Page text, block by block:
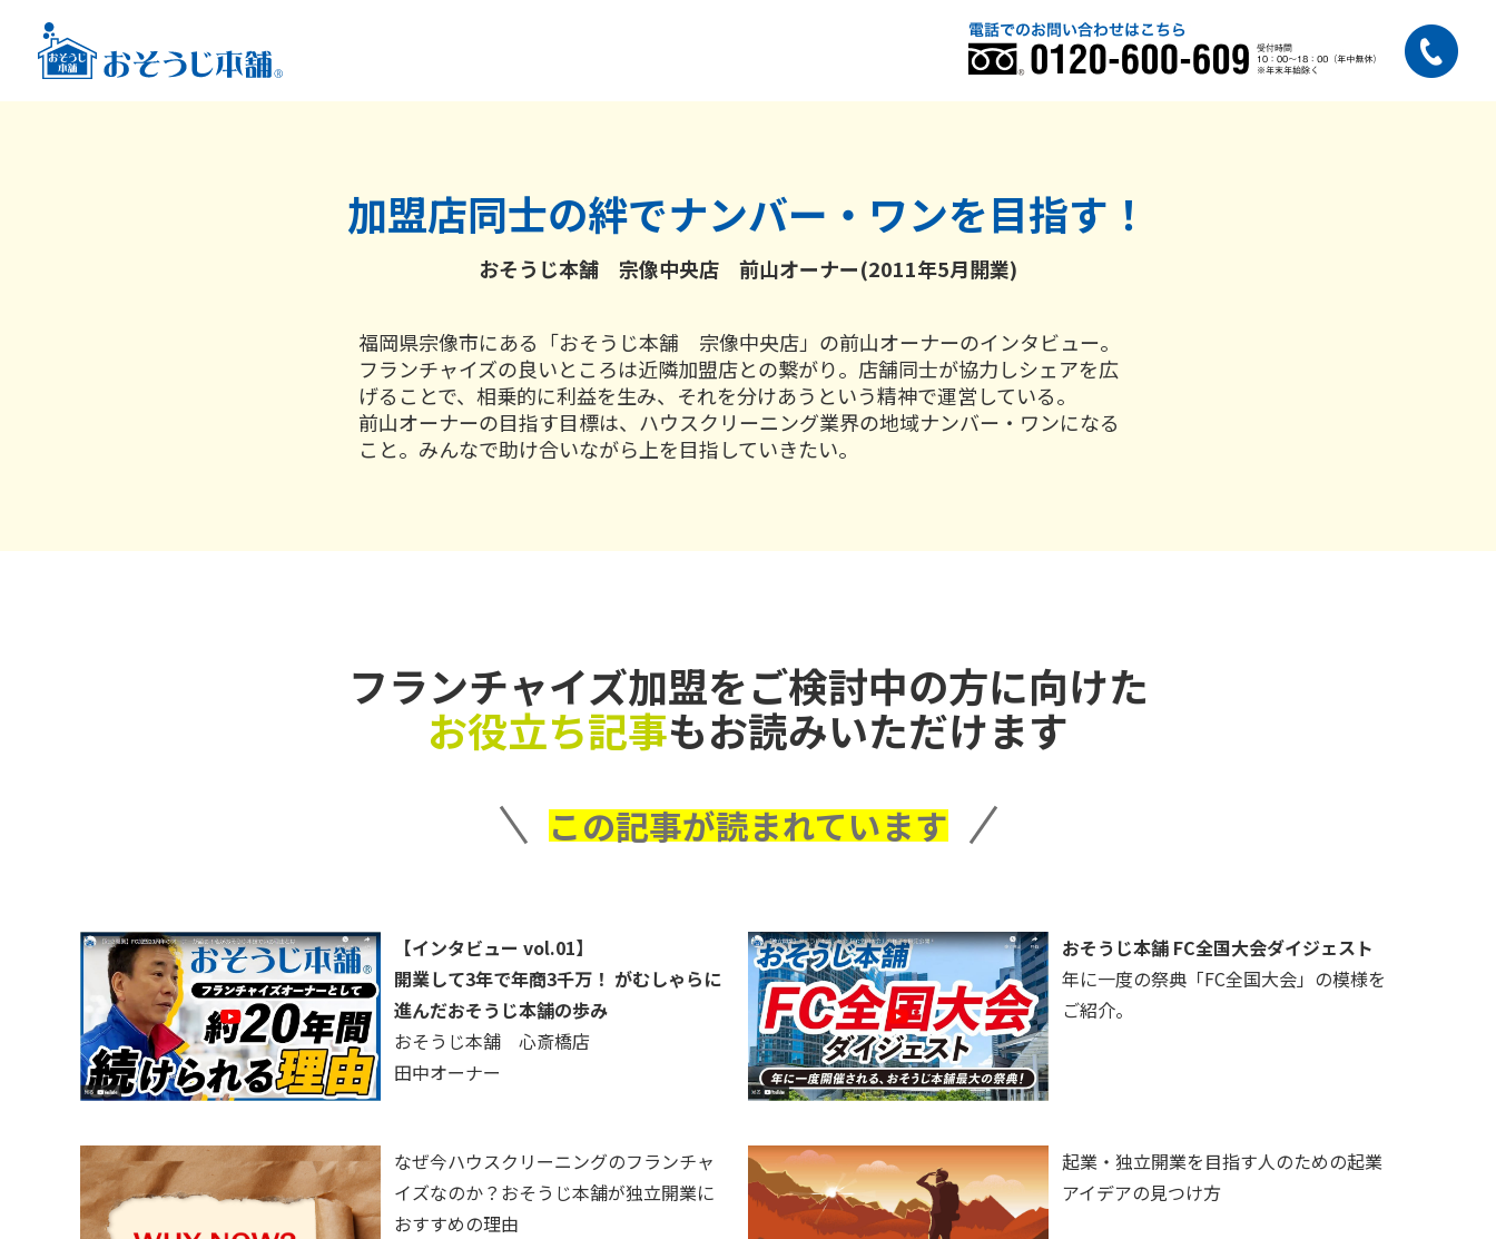
加盟店同士の絆でナンバー・ワンを目指す！
おそうじ本舗 宗像中央店 前山オーナー(2011年5月開業)
福岡県宗像市にある「おそうじ本舗 宗像中央店」の前山オーナーのインタビュー。
フランチャイズの良いところは近隣加盟店との繋がり。店舗同士が協力しシェアを広
げることで、相乗的に利益を生み、それを分けあうという精神で運営している。
前山オーナーの目指す目標は、ハウスクリーニング業界の地域ナンバー・ワンになる
こと。みんなで助け合いながら上を目指していきたい。
フランチャイズ加盟をご検討中の方に向けた
お役立ち記事もお読みいただけます
この記事が読まれています
【インタビュー vol.01】
開業して3年で年商3千万！ がむしゃらに
進んだおそうじ本舗の歩み
おそうじ本舗 心斎橋店
田中オーナー
おそうじ本舗 FC全国大会ダイジェスト
年に一度の祭典「FC全国大会」の模様を
ご紹介。
なぜ今ハウスクリーニングのフランチャ
イズなのか？おそうじ本舗が独立開業に
おすすめの理由
起業・独立開業を目指す人のための起業
アイデアの見つけ方